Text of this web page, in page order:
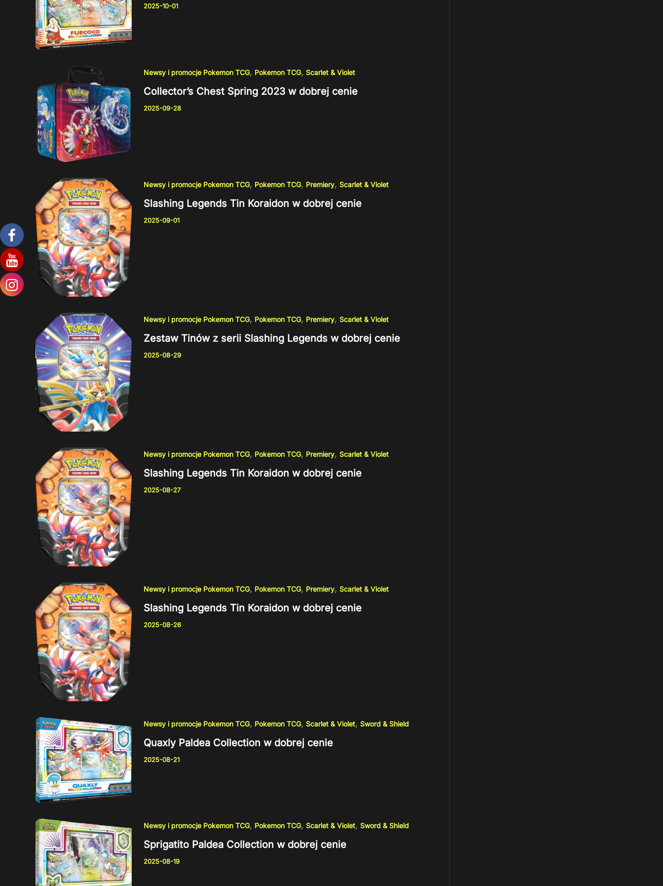
2025-10-01
Newsy i promocje Pokemon TCG, Pokemon TCG, Scarlet & Violet
Collector’s Chest Spring 2023 w dobrej cenie
2025-09-28
Newsy i promocje Pokemon TCG, Pokemon TCG, Premiery, Scarlet & Violet
Slashing Legends Tin Koraidon w dobrej cenie
2025-09-01
Newsy i promocje Pokemon TCG, Pokemon TCG, Premiery, Scarlet & Violet
Zestaw Tinów z serii Slashing Legends w dobrej cenie
2025-08-29
Newsy i promocje Pokemon TCG, Pokemon TCG, Premiery, Scarlet & Violet
Slashing Legends Tin Koraidon w dobrej cenie
2025-08-27
Newsy i promocje Pokemon TCG, Pokemon TCG, Premiery, Scarlet & Violet
Slashing Legends Tin Koraidon w dobrej cenie
2025-08-26
Newsy i promocje Pokemon TCG, Pokemon TCG, Scarlet & Violet, Sword & Shield
Quaxly Paldea Collection w dobrej cenie
2025-08-21
Newsy i promocje Pokemon TCG, Pokemon TCG, Scarlet & Violet, Sword & Shield
Sprigatito Paldea Collection w dobrej cenie
2025-08-19